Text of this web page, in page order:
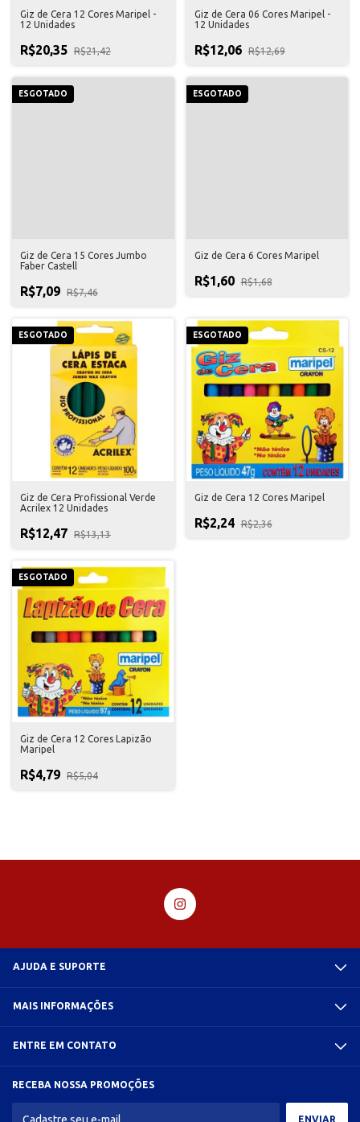
Giz de Cera 12 Cores Maripel -
12 Unidades
R$20,35 R$21,42
Giz de Cera 06 Cores Maripel -
12 Unidades
R$12,06 R$12,69
ESGOTADO
Giz de Cera 15 Cores Jumbo
Faber Castell
R$7,09 R$7,46
ESGOTADO
Giz de Cera 6 Cores Maripel
R$1,60 R$1,68
ESGOTADO
Giz de Cera Profissional Verde
Acrilex 12 Unidades
R$12,47 R$13,13
ESGOTADO
Giz de Cera 12 Cores Maripel
R$2,24 R$2,36
ESGOTADO
Giz de Cera 12 Cores Lapizão
Maripel
R$4,79 R$5,04
AJUDA E SUPORTE
MAIS INFORMAÇÕES
ENTRE EM CONTATO
RECEBA NOSSA PROMOÇÕES